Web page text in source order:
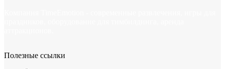
Полезные ссылки